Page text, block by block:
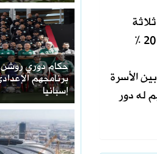
حكام دوري
برنامجهم
إسبانيا
خيارات حول الموضوع، وهو ما أسباب التبلد الدراسي للأطفال، والنتيجة كالتالي فشل المعلم والمعلمة 20 %
الأسرة
له دور